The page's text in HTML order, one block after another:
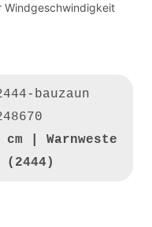
Windgeschwindigkeit
bauzaun
| Warnweste
(2444)